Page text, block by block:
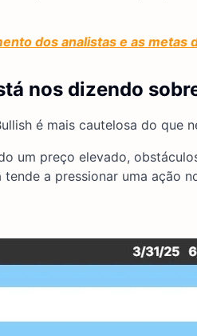
dos analistas e as
nos dizendo
é mais cautelosa do que
um preço elevado,
tende a pressionar uma ação